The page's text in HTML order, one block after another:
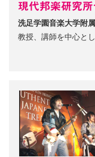
現代邦楽研究所
洗足学園音楽大学附
教授、講師を中心と